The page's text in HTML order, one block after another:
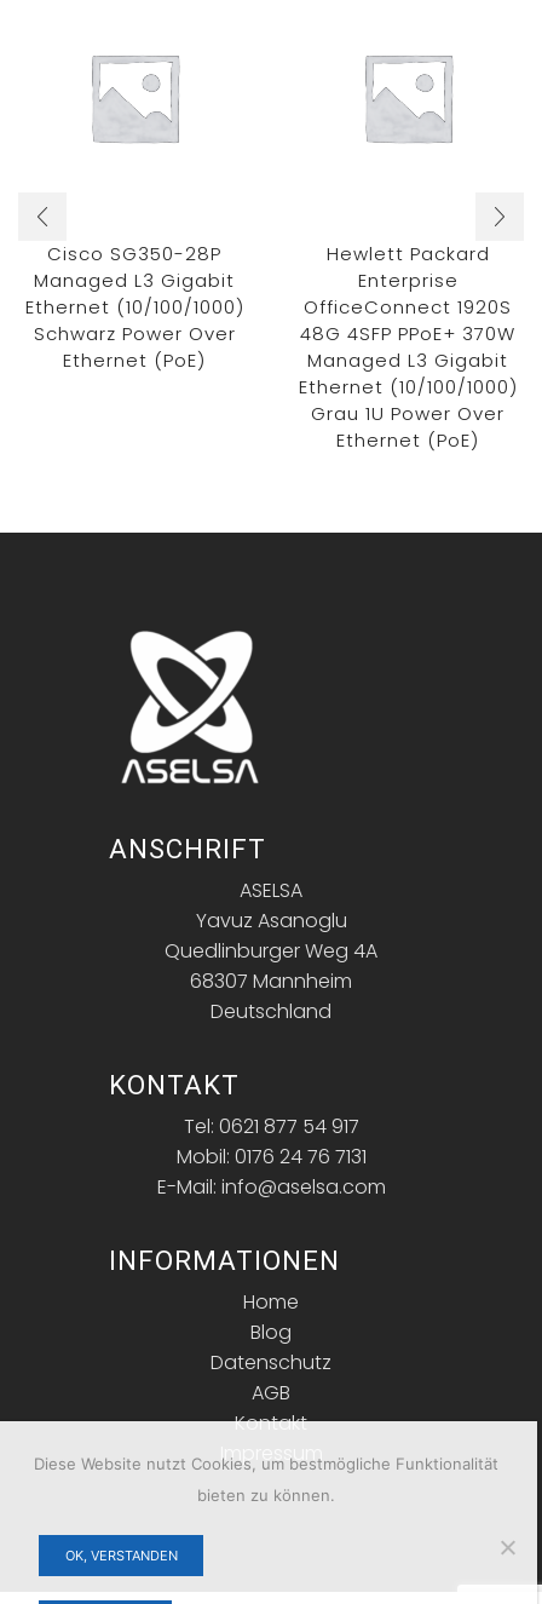
Cisco SG350-28P
Managed L3 Gigabit
Ethernet (10/100/1000)
Schwarz Power Over
Ethernet (PoE)
Hewlett Packard
Enterprise
OfficeConnect 1920S
48G 4SFP PPoE+ 370W
Managed L3 Gigabit
Ethernet (10/100/1000)
Grau 1U Power Over
Ethernet (PoE)
ANSCHRIFT
ASELSA
Yavuz Asanoglu
Quedlinburger Weg 4A
68307 Mannheim
Deutschland
KONTAKT
Tel: 0621 877 54 917
Mobil: 0176 24 76 7131
E-Mail: info@aselsa.com
INFORMATIONEN
Home
Blog
Datenschutz
AGB
Kontakt
Impressum
Diese Website nutzt Cookies, um bestmögliche Funktionalität
bieten zu können.
OK, VERSTANDEN